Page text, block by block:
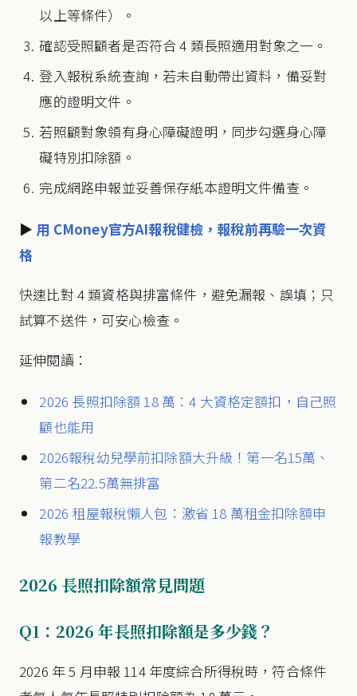
以上等條件）。
確認受照顧者是否符合 4 類長照適用對象之一。
登入報稅系統查詢，若未自動帶出資料，備妥對
應的證明文件。
若照顧對象領有身心障礙證明，同步勾選身心障
礙特別扣除額。
完成網路申報並妥善保存紙本證明文件備查。
▶ 用 CMoney官方AI報稅健檢，報稅前再驗一次資
格
快速比對 4 類資格與排富條件，避免漏報、誤填；只
試算不送件，可安心檢查。
延伸閱讀：
2026 長照扣除額 18 萬：4 大資格定額扣，自己照
顧也能用
2026報稅幼兒學前扣除額大升級！第一名15萬、
第二名22.5萬無排富
2026 租屋報稅懶人包：激省 18 萬租金扣除額申
報教學
2026 長照扣除額常見問題
Q1：2026 年長照扣除額是多少錢？
2026 年 5 月申報 114 年度綜合所得稅時，符合條件